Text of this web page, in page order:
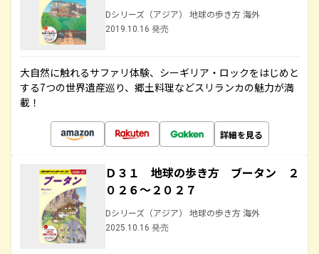
Dシリーズ（アジア） 地球の歩き方 海外
2019.10.16 発売
大自然に触れるサファリ体験、シーギリア・ロックをはじめと
する7つの世界遺産巡り、郷土料理などスリランカの魅力が満
載！
詳細を見る
Ｄ３１ 地球の歩き方 ブータン ２
０２６～２０２７
Dシリーズ（アジア） 地球の歩き方 海外
2025.10.16 発売